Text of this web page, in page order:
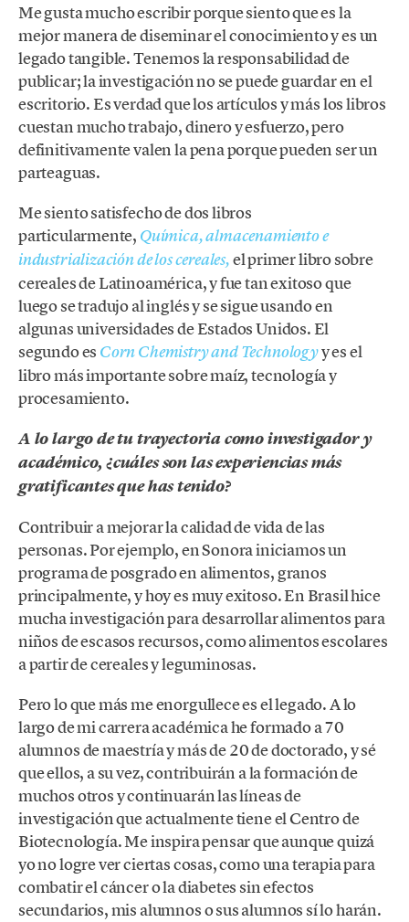
Me gusta mucho escribir porque siento que es la
mejor manera de diseminar el conocimiento y es un
legado tangible. Tenemos la responsabilidad de
publicar; la investigación no se puede guardar en el
escritorio. Es verdad que los artículos y más los libros
cuestan mucho trabajo, dinero y esfuerzo, pero
definitivamente valen la pena porque pueden ser un
parteaguas.
Me siento satisfecho de dos libros
particularmente, Química, almacenamiento e
industrialización de los cereales,el primer libro sobre
cereales de Latinoamérica, y fue tan exitoso que
luego se tradujo al inglés y se sigue usando en
algunas universidades de Estados Unidos. El
segundo es Corn Chemistry and Technologyy es el
libro más importante sobre maíz, tecnología y
procesamiento.
A lo largo de tu trayectoria como investigador y
académico, ¿cuáles son las experiencias más
gratificantes que has tenido?
Contribuir a mejorar la calidad de vida de las
personas. Por ejemplo, en Sonora iniciamos un
programa de posgrado en alimentos, granos
principalmente, y hoy es muy exitoso. En Brasil hice
mucha investigación para desarrollar alimentos para
niños de escasos recursos, como alimentos escolares
a partir de cereales y leguminosas.
Pero lo que más me enorgullece es el legado. A lo
largo de mi carrera académica he formado a 70
alumnos de maestría y más de 20 de doctorado, y sé
que ellos, a su vez, contribuirán a la formación de
muchos otros y continuarán las líneas de
investigación que actualmente tiene el Centro de
Biotecnología. Me inspira pensar que aunque quizá
yo no logre ver ciertas cosas, como una terapia para
combatir el cáncer o la diabetes sin efectos
secundarios, mis alumnos o sus alumnos sí lo harán.